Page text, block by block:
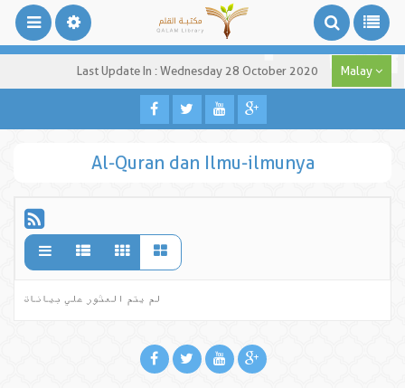
Last Update In : Wednesday 28 October 2020 Malay
Al-Quran dan Ilmu-ilmunya
لم يتم العثور علي بيانات